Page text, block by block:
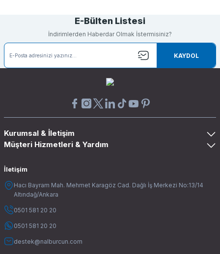
E-Bülten Listesi
İndirimlerden Haberdar Olmak İstermisiniz?
KAYDOL
Kurumsal & İletişim
Müşteri Hizmetleri & Yardım
İletişim
Hacı Bayram Mah. Mehmet Karagöz Cad. Dağlı İş Merkezi No:13/14
Altındağ/Ankara
0501 581 20 20
0501 581 20 20
destek@nalburcun.com